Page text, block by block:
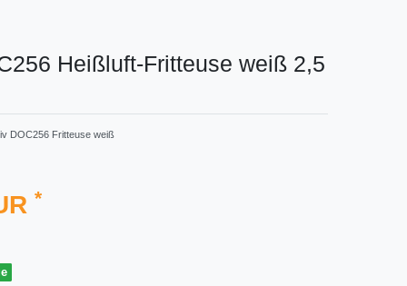
Heißluft-Fritteuse weiß 2,5
‎DOC256 Fritteuse weiß
*